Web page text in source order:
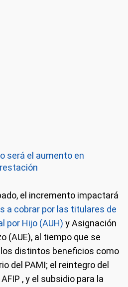
será el aumento en
el incremento impactará
a cobrar por las titulares de
por Hijo (AUH) y Asignación
(AUE), al tiempo que se
distintos beneficios como
del PAMI; el reintegro del
, y el subsidio para la